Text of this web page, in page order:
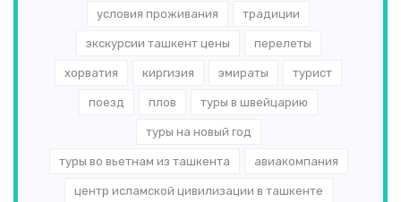
условия проживания традиции
экскурсии ташкент цены перелеты
хорватия киргизия эмираты турист
поезд плов туры в швейцарию
туры на новый год
туры во вьетнам из ташкента авиакомпания
центр исламской цивилизации в ташкенте